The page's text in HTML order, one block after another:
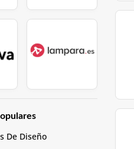
De Diseño